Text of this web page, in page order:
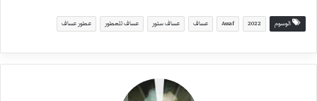
الوسوم 2022
Assaf عساف عساف ستور عساف للعطور عطور عساف